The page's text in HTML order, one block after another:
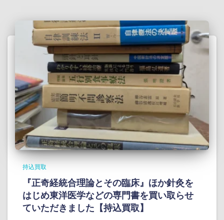
持込買取
『正奇経統合理論とその臨床』ほか針灸を
はじめ東洋医学などの専門書を買い取らせ
ていただきました【持込買取】